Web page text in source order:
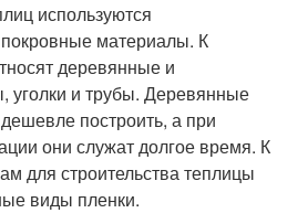
используются
материалы. К
деревянные и
уголки и трубы. Деревянные
построить, а при
они служат долгое время. К
для строительства теплицы
виды пленки.